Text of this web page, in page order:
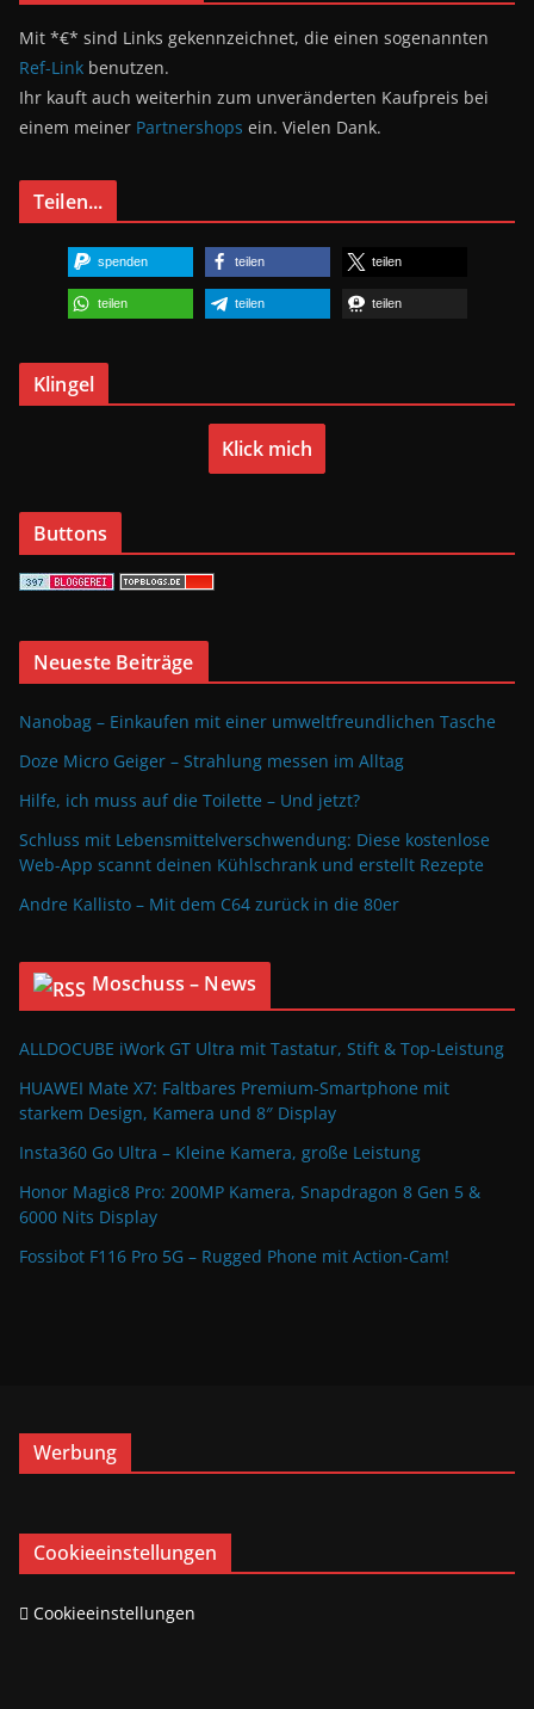
Mit *€* sind Links gekennzeichnet, die einen sogenannten
Ref-Link benutzen.
Ihr kauft auch weiterhin zum unveränderten Kaufpreis bei
einem meiner Partnershops ein. Vielen Dank.
Teilen...
spenden teilen teilen
teilen teilen teilen
Klingel
Klick mich
Buttons
Neueste Beiträge
Nanobag – Einkaufen mit einer umweltfreundlichen Tasche
Doze Micro Geiger – Strahlung messen im Alltag
Hilfe, ich muss auf die Toilette – Und jetzt?
Schluss mit Lebensmittelverschwendung: Diese kostenlose
Web-App scannt deinen Kühlschrank und erstellt Rezepte
Andre Kallisto – Mit dem C64 zurück in die 80er
Moschuss – News
ALLDOCUBE iWork GT Ultra mit Tastatur, Stift & Top-Leistung
HUAWEI Mate X7: Faltbares Premium-Smartphone mit
starkem Design, Kamera und 8″ Display
Insta360 Go Ultra – Kleine Kamera, große Leistung
Honor Magic8 Pro: 200MP Kamera, Snapdragon 8 Gen 5 &
6000 Nits Display
Fossibot F116 Pro 5G – Rugged Phone mit Action-Cam!
Werbung
Cookieeinstellungen
Cookieeinstellungen